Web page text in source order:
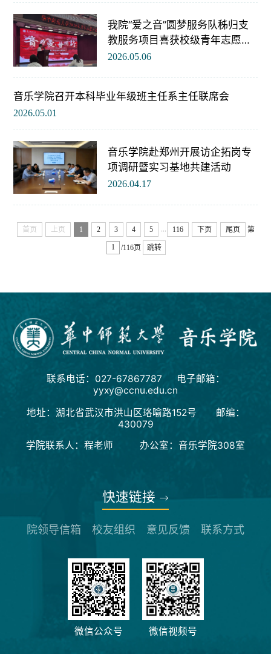
我院“爱之音”圆梦服务队秭归支
教服务项目喜获校级青年志愿公
益项目大赛银奖
2026.05.06
音乐学院召开本科毕业年级班主任系主任联席会
2026.05.01
音乐学院赴郑州开展访企拓岗专
项调研暨实习基地共建活动
2026.04.17
首页 上页 1 2 3 4 5 116 下页 尾页 第
/116页 跳转
联系电话：027-67867787 电子邮箱：
yyxy@ccnu.edu.cn
地址：湖北省武汉市洪山区珞喻路152号 邮编：
430079
学院联系人：程老师 办公室：音乐学院308室
快速链接
院领导信箱 校友组织 意见反馈 联系方式
微信公众号 微信视频号